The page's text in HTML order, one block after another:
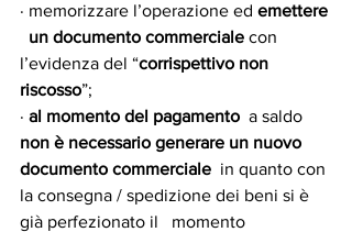
· memorizzare l’operazione ed emettere
  un documento commerciale
con
l’evidenza del “corrispettivo non
riscosso”;
· al momento del pagamento
  a saldo
non è necessario generare un nuovo
documento commerciale
  in quanto con
la consegna / spedizione dei beni si è
già perfezionato il   momento